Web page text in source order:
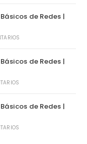
de Redes |
de Redes |
de Redes |